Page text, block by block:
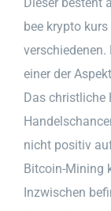
bee krypto
einer der
Das christliche
nicht positiv
Bitcoin-Mining
Inzwischen